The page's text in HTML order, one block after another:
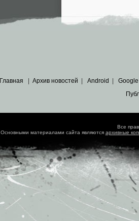
Главная Архив новостей Android Google
Все
Основными материалами сайта являются архивные